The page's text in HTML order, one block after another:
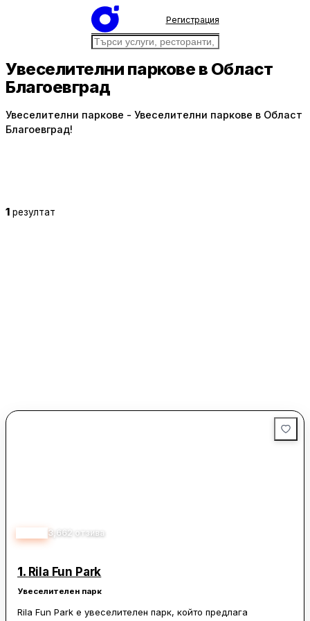
Регистрация
Увеселителни паркове в Област
Благоевград
Увеселителни паркове - Увеселителни паркове в Област
Благоевград!
1 резултат
3,662 отзива
1. Rila Fun Park
Увеселителен парк
Rila Fun Park е увеселителен парк, който предлага